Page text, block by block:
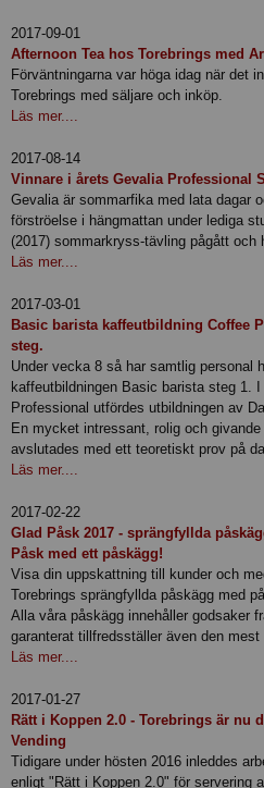
2017-09-01
Afternoon Tea hos Torebrings med
Förväntningarna var höga idag när det
Torebrings med säljare och inköp.
Läs mer....
2017-08-14
Vinnare i årets Gevalia Professional
Gevalia är sommarfika med lata dagar
förströelse i hängmattan under lediga
(2017) sommarkryss-tävling pågått och
Läs mer....
2017-03-01
Basic barista kaffeutbildning Coffee
steg.
Under vecka 8 så har samtlig personal
kaffeutbildningen Basic barista steg 1.
Professional utfördes utbildningen av
En mycket intressant, rolig och
avslutades med ett teoretiskt prov på
Läs mer....
2017-02-22
Glad Påsk 2017 - sprängfyllda
Påsk med ett påskägg!
Visa din uppskattning till kunder och
Torebrings sprängfyllda påskägg med
Alla våra påskägg innehåller godsaker
garanterat tillfredsställer även den
Läs mer....
2017-01-27
Rätt i Koppen 2.0 - Torebrings är nu
Vending
Tidigare under hösten 2016 inleddes
enligt "Rätt i Koppen 2.0" för servering